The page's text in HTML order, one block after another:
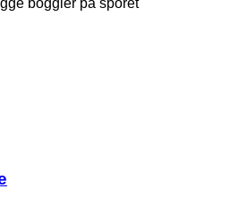
boggier på sporet